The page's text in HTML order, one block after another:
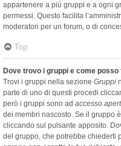
appartenere a più gruppi e a ogni
permessi. Questo facilita
moderatori per un forum, o di
Top
Dove trovo i gruppi e come
Trovi i gruppi nella sezione Gruppi
parte di uno di questi procedi
però i gruppi sono ad accesso
dei membri nascosto. Se il gruppo
cliccando sul pulsante apposito.
del gruppo, che potrebbe chiederti